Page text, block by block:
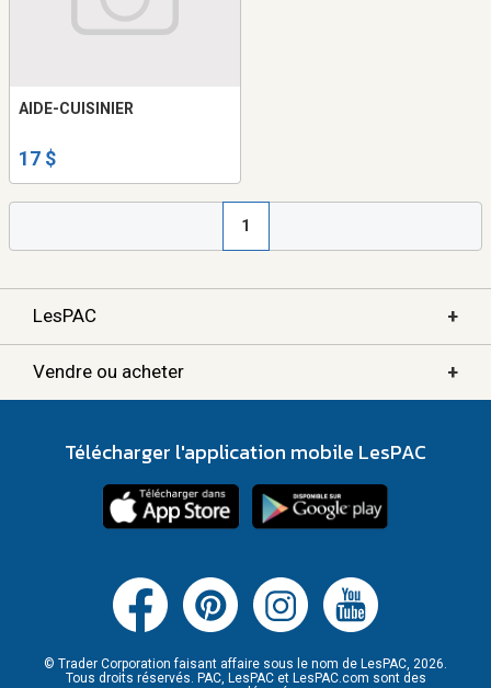
AIDE-CUISINIER
17 $
1
LesPAC +
Vendre ou acheter +
Télécharger l'application mobile LesPAC
© Trader Corporation faisant affaire sous le nom de LesPAC, 2026.
Tous droits réservés. PAC, LesPAC et LesPAC.com sont des